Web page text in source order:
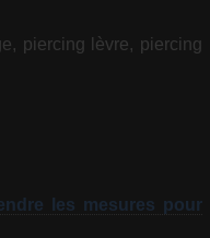
piercing lèvre, piercing
les mesures pour